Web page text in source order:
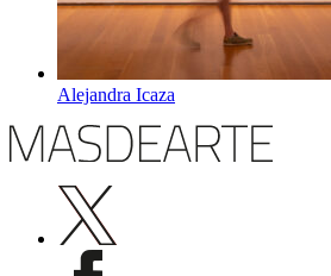
Alejandra Icaza